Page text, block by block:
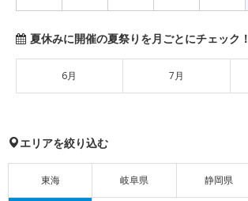
夏休みに開催の夏祭りを月ごとにチェック！
6月 7月
エリアを絞り込む
東海 岐阜県 静岡県